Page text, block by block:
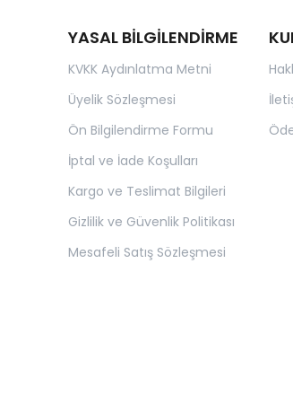
YASAL BİLGİLENDİRME
KVKK Aydınlatma Metni
Üyelik Sözleşmesi
Ön Bilgilendirme Formu
İptal ve İade Koşulları
Kargo ve Teslimat Bilgileri
Gizlilik ve Güvenlik Politikası
Mesafeli Satış Sözleşmesi